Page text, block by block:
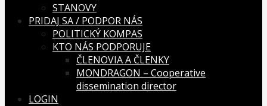
STANOVY
PRIDAJ SA / PODPOR NÁS
POLITICKÝ KOMPAS
KTO NÁS PODPORUJE
ČLENOVIA A ČLENKY
MONDRAGON – Cooperative
dissemination director
LOGIN